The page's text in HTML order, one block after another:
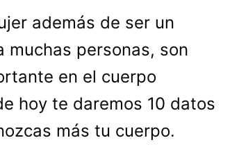
además de ser un
muchas personas, son
en el cuerpo
hoy te daremos 10 datos
más tu cuerpo.